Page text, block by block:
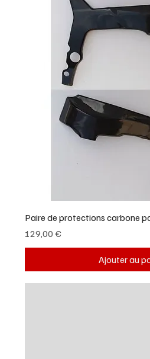
Paire de protections carbone
Prix
129,00 €
Ajouter au